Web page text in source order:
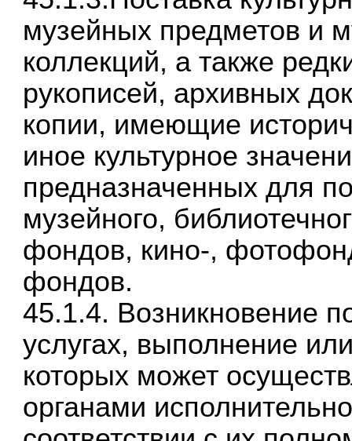
музейных предметов и
коллекций, а также
рукописей, архивных
копии, имеющие
иное культурное
предназначенных для
музейного,
фондов, кино-,
фондов.
45.1.4. Возникновение
услугах, выполнение
которых может
органами